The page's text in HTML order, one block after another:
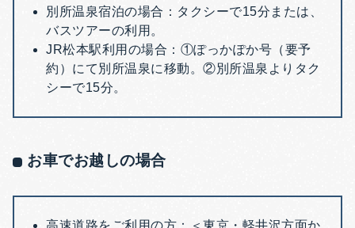
別所温泉宿泊の場合： タクシーで15分または、
バスツアーの利用。
JR松本駅利用の場合： ①ぽっかぽか号 （要予
約） にて別所温泉に移動。 ②別所温泉よりタク
シーで15分。
お車でお越しの場合
高速道路をご利用の方：＜ 東京・軽井沢方面か